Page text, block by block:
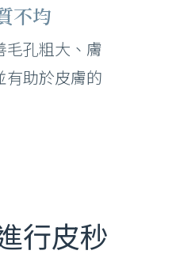
不均
毛孔粗大、膚
有助於皮膚的
行皮秒